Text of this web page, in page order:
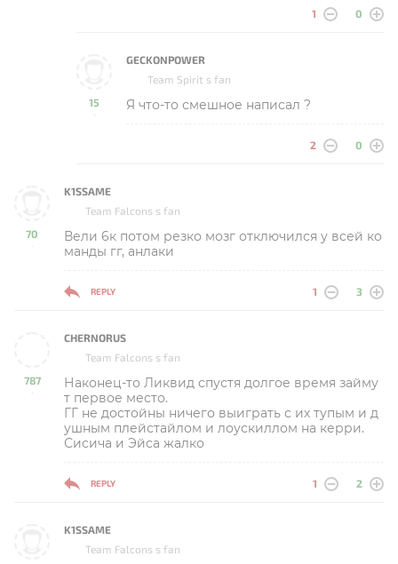
1 0
15
-
GECKONPOWER
Team Spirit s fan
Я что-то смешное написал ?
2 0
70
-
K1SSAME
Team Falcons s fan
Вели 6к потом резко мозг отключился у всей ко
манды гг, анлаки
REPLY 1 3
787
-
CHERNORUS
Team Falcons s fan
Наконец-то Ликвид спустя долгое время займу
т первое место.
ГГ не достойны ничего выиграть с их тупым и д
ушным плейстайлом и лоускиллом на керри.
Сисича и Эйса жалко
REPLY 1 2
K1SSAME
Team Falcons s fan